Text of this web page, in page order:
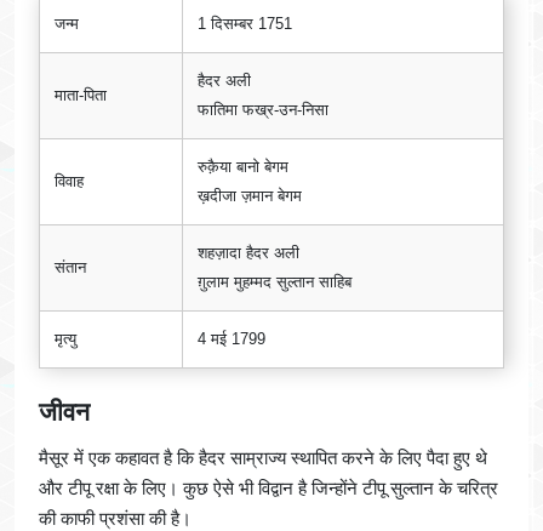
जन्म 1 दिसम्बर 1751
माता-पिता
हैदर अली
फातिमा फख्र-उन-निसा
विवाह
रुक़ैया बानो बेगम
ख़दीजा ज़मान बेगम
संतान
शहज़ादा हैदर अली
ग़ुलाम मुहम्मद सुल्तान साहिब
मृत्यु 4 मई 1799
जीवन
मैसूर में एक कहावत है कि हैदर साम्राज्य स्थापित करने के लिए पैदा हुए थे
और टीपू रक्षा के लिए। कुछ ऐसे भी विद्वान है जिन्होंने टीपू सुल्तान के चरित्र
की काफी प्रशंसा की है।